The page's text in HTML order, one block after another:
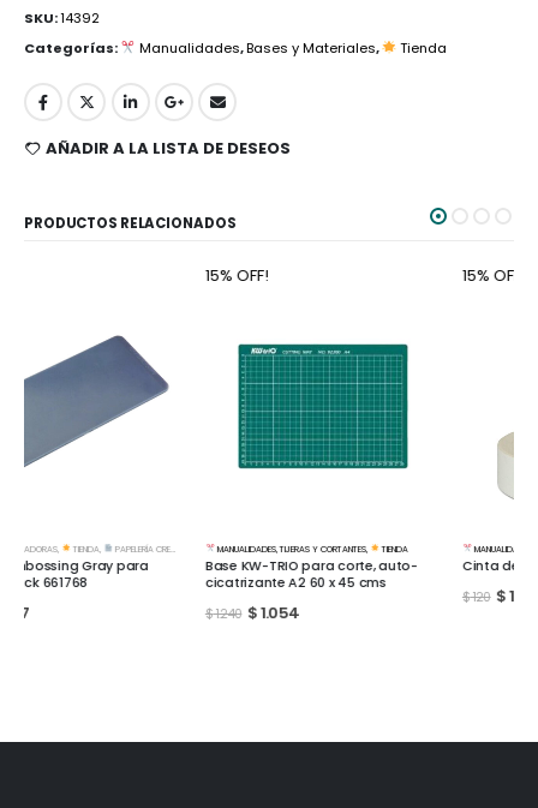
SKU:14392
Categorías:
Manualidades,Bases y Materiales, Tienda
AÑADIR A LA LISTA DE DESEOS
PRODUCTOS RELACIONADOS
MANUALIDADES,TIJERAS Y CORTANTES TIENDA
Base KW-TRIO para corte, auto-
cicatrizante A2 60 x 45 cms
$
MANUALIDADES,CINTAS Y ADHESIVOS TIENDA
Cinta de pintor 24mm x 50mts